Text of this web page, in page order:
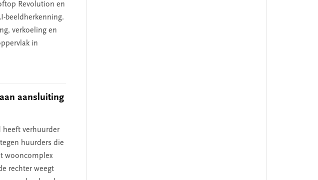
Revolution en
beeldherkenning.
verkoeling en
in
aansluiting
heeft verhuurder
huurders die
wooncomplex
rechter weegt